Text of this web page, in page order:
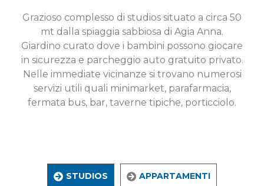
Grazioso complesso di studios situato a circa 50
mt dalla spiaggia sabbiosa di Agia Anna.
Giardino curato dove i bambini possono giocare
in sicurezza e parcheggio auto gratuito privato.
Nelle immediate vicinanze si trovano numerosi
servizi utili quali minimarket, parafarmacia,
fermata bus, bar, taverne tipiche, porticciolo.
STUDIOS APPARTAMENTI